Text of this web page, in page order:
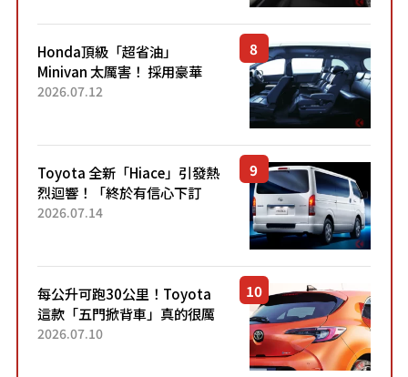
Honda頂級「超省油」
Minivan 太厲害！ 採用豪華
「真皮座椅」與專屬「黑色內
「三...
2026.07.12
Toyota 全新「Hiace」引發熱
烈迴響！「終於有信心下訂
了！」「哪個等級交車最
車？...
2026.07.14
每公升可跑30公里！Toyota
這款「五門掀背車」真的很厲
害！ 擁有全長4.3公尺的「剛剛
2026.07.10